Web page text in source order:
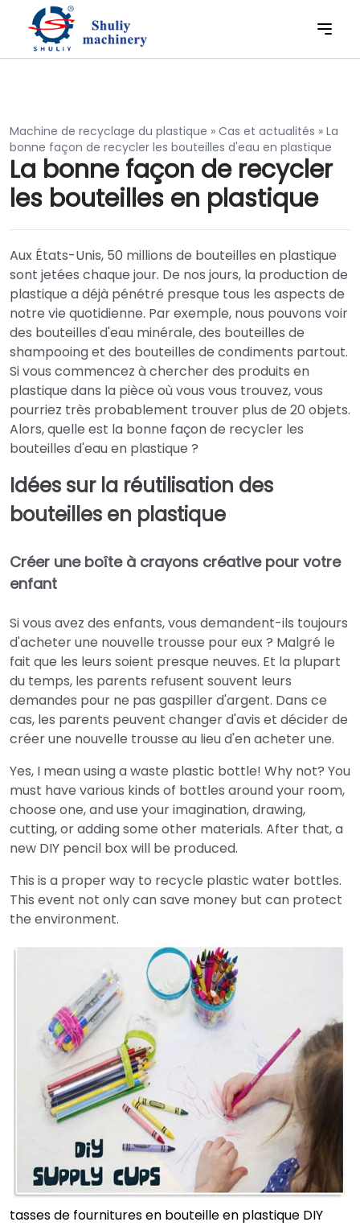
Machine de recyclage du plastique » Cas et actualités » La
bonne façon de recycler les bouteilles d'eau en plastique
La bonne façon de recycler
les bouteilles en plastique
Aux États-Unis, 50 millions de bouteilles en plastique
sont jetées chaque jour. De nos jours, la production de
plastique a déjà pénétré presque tous les aspects de
notre vie quotidienne. Par exemple, nous pouvons voir
des bouteilles d'eau minérale, des bouteilles de
shampooing et des bouteilles de condiments partout.
Si vous commencez à chercher des produits en
plastique dans la pièce où vous vous trouvez, vous
pourriez très probablement trouver plus de 20 objets.
Alors, quelle est la bonne façon de recycler les
bouteilles d'eau en plastique ?
Idées sur la réutilisation des
bouteilles en plastique
Créer une boîte à crayons créative pour votre
enfant
Si vous avez des enfants, vous demandent-ils toujours
d'acheter une nouvelle trousse pour eux ? Malgré le
fait que les leurs soient presque neuves. Et la plupart
du temps, les parents refusent souvent leurs
demandes pour ne pas gaspiller d'argent. Dans ce
cas, les parents peuvent changer d'avis et décider de
créer une nouvelle trousse au lieu d'en acheter une.
Yes, I mean using a waste plastic bottle! Why not? You
must have various kinds of bottles around your room,
choose one, and use your imagination, drawing,
cutting, or adding some other materials. After that, a
new DIY pencil box will be produced.
This is a proper way to recycle plastic water bottles.
This event not only can save money but can protect
the environment.
tasses de fournitures en bouteille en plastique DIY